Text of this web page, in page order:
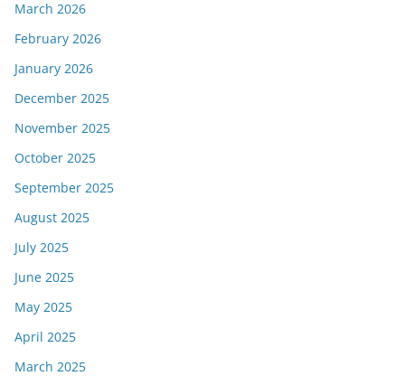
March 2026
February 2026
January 2026
December 2025
November 2025
October 2025
September 2025
August 2025
July 2025
June 2025
May 2025
April 2025
March 2025